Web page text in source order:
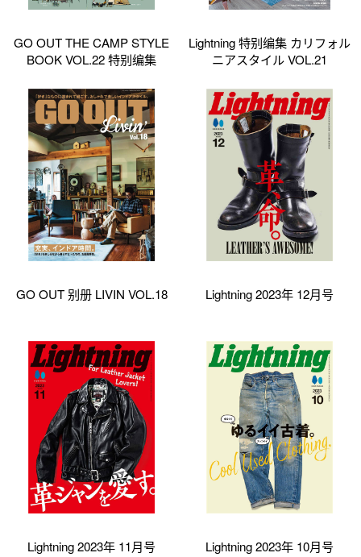
GO OUT THE CAMP STYLE
BOOK VOL.22 特别编集
Lightning 特别编集 カリフォル
ニアスタイル VOL.21
GO OUT 别册 LIVIN VOL.18 Lightning 2023年 12月号
Lightning 2023年 11月号 Lightning 2023年 10月号